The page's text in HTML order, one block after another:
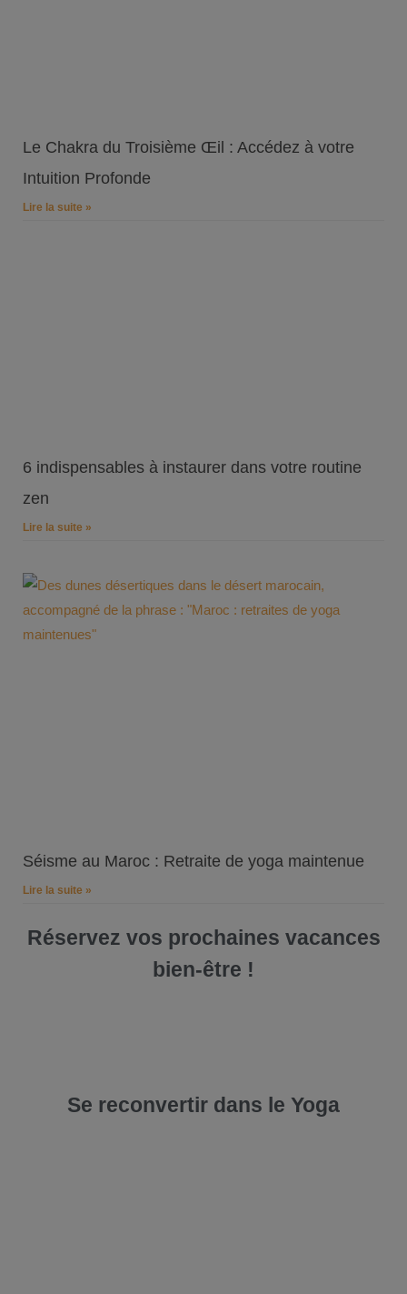
Le Chakra du Troisième Œil : Accédez à votre
Intuition Profonde
Lire la suite »
6 indispensables à instaurer dans votre routine
zen
Lire la suite »
Séisme au Maroc : Retraite de yoga maintenue
Lire la suite »
Réservez vos prochaines vacances
bien-être !
Se reconvertir dans le Yoga